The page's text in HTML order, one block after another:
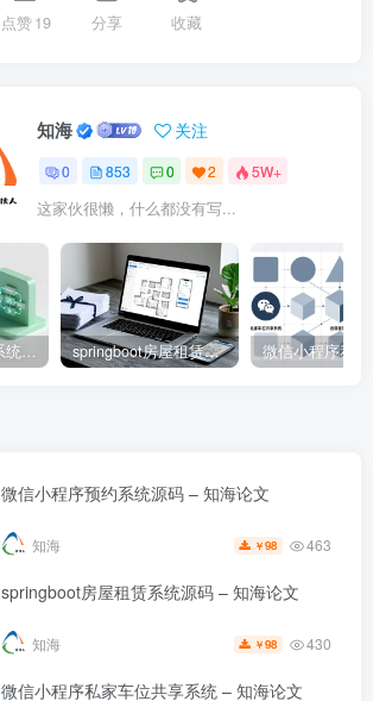
点赞19 分享 收藏
知海 关注
0 853 0 2 5W+
这家伙很懒，什么都没有写...
微信小程序预约系统源码 – 知海论文 springboot房屋租赁系统源码 – 知海论文
微信小程序预约系统源码 – 知海论文
知海 ￥98 463
springboot房屋租赁系统源码 – 知海论文
知海 ￥98 430
微信小程序私家车位共享系统 – 知海论文